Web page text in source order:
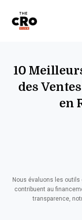
10
des
en
Nous évaluons les
contribuent au
transparence,